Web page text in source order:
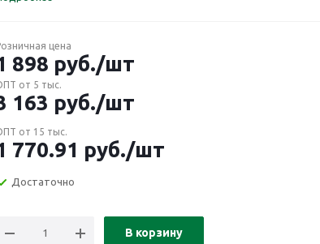
цена
898 руб./шт
от 5 тыс.
163 руб./шт
от 15 тыс.
770.91 руб./шт
Достаточно
В корзину